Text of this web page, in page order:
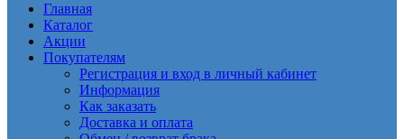
Главная
Каталог
Акции
Покупателям
Регистрация и вход в личный кабинет
Информация
Как заказать
Доставка и оплата